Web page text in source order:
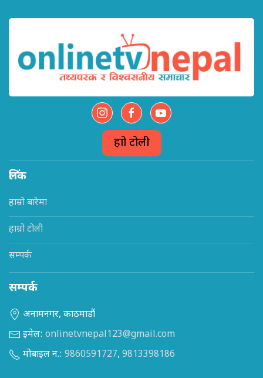
हाम्रो टोली
लिंक
हाम्रो बारेमा
हाम्रो टोली
सम्पर्क
सम्पर्क
अनामनगर, काठमाडौं
इमेल: onlinetvnepal123@gmail.com
मोबाइल न.: 9860591727, 9813398186